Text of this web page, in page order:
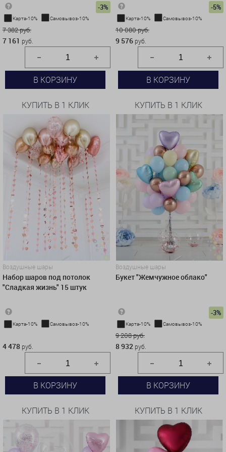
-3%
Карта-10% Самовывоз-10%
7 382 руб.
7 161 руб.
В КОРЗИНУ
КУПИТЬ В 1 КЛИК
-5%
Карта-10% Самовывоз-10%
10 080 руб.
9 576 руб.
В КОРЗИНУ
КУПИТЬ В 1 КЛИК
Воздушные шары
Набор шаров под потолок
"Сладкая жизнь" 15 штук
Карта-10% Самовывоз-10%
4 478 руб.
В КОРЗИНУ
КУПИТЬ В 1 КЛИК
Воздушные шары
Букет "Жемчужное облако"
-3%
Карта-10% Самовывоз-10%
9 208 руб.
8 932 руб.
В КОРЗИНУ
КУПИТЬ В 1 КЛИК